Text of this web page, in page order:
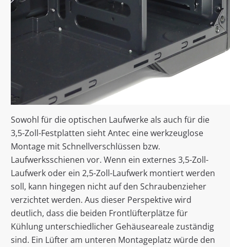
Sowohl für die optischen Laufwerke als auch für die
3,5-Zoll-Festplatten sieht Antec eine werkzeuglose
Montage mit Schnellverschlüssen bzw.
Laufwerksschienen vor. Wenn ein externes 3,5-Zoll-
Laufwerk oder ein 2,5-Zoll-Laufwerk montiert werden
soll, kann hingegen nicht auf den Schraubenzieher
verzichtet werden. Aus dieser Perspektive wird
deutlich, dass die beiden Frontlüfterplätze für
Kühlung unterschiedlicher Gehäuseareale zuständig
sind. Ein Lüfter am unteren Montageplatz würde den